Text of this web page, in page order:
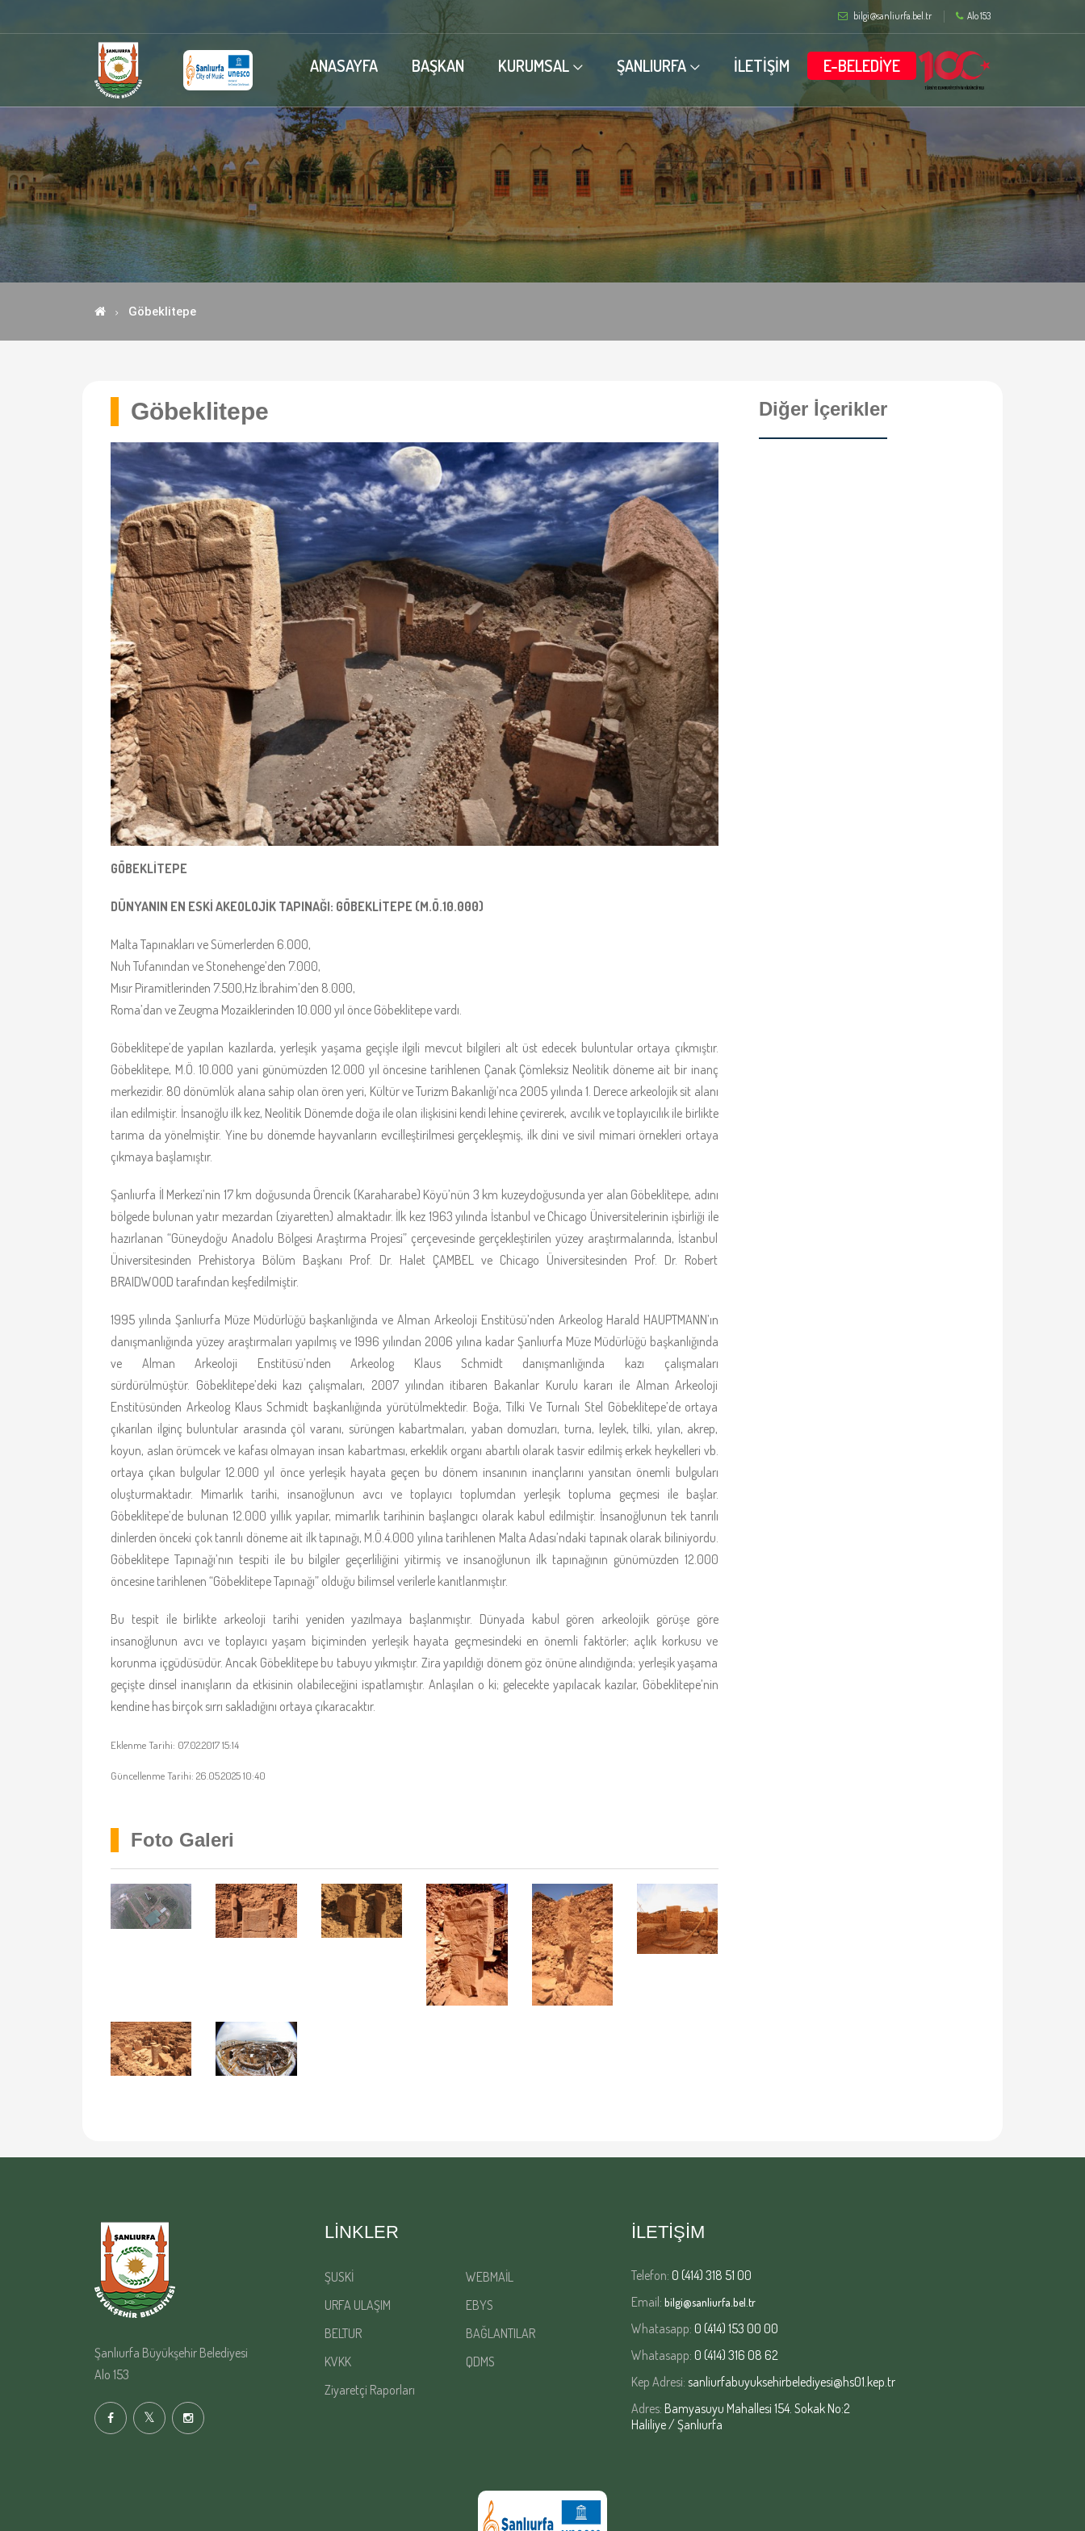
bilgi@sanliurfa.bel.tr Alo 153
ANASAYFA BAŞKAN KURUMSAL ŞANLIURFA İLETİŞİM E-BELEDİYE
Göbeklitepe
Göbeklitepe
GÖBEKLİTEPE
DÜNYANIN EN ESKİ AKEOLOJİK TAPINAĞI: GÖBEKLİTEPE (M.Ö.10.000)
Malta Tapınakları ve Sümerlerden 6.000,
Nuh Tufanından ve Stonehenge’den 7.000,
Mısır Piramitlerinden 7.500,Hz.İbrahim’den 8.000,
Roma’dan ve Zeugma Mozaiklerinden 10.000 yıl önce Göbeklitepe vardı.
Göbeklitepe’de yapılan kazılarda, yerleşik yaşama geçişle ilgili mevcut bilgileri alt üst edecek buluntular ortaya çıkmıştır.
Göbeklitepe, M.Ö. 10.000 yani günümüzden 12.000 yıl öncesine tarihlenen Çanak Çömleksiz Neolitik döneme ait bir inanç
merkezidir. 80 dönümlük alana sahip olan ören yeri, Kültür ve Turizm Bakanlığı’nca 2005 yılında 1. Derece arkeolojik sit alanı
ilan edilmiştir. İnsanoğlu ilk kez, Neolitik Dönemde doğa ile olan ilişkisini kendi lehine çevirerek, avcılık ve toplayıcılık ile birlikte
tarıma da yönelmiştir. Yine bu dönemde hayvanların evcilleştirilmesi gerçekleşmiş, ilk dini ve sivil mimari örnekleri ortaya
çıkmaya başlamıştır.
Şanlıurfa İl Merkezi’nin 17 km doğusunda Örencik (Karaharabe) Köyü’nün 3 km kuzeydoğusunda yer alan Göbeklitepe, adını
bölgede bulunan yatır mezardan (ziyaretten) almaktadır. İlk kez 1963 yılında İstanbul ve Chicago Üniversitelerinin işbirliği ile
hazırlanan “Güneydoğu Anadolu Bölgesi Araştırma Projesi” çerçevesinde gerçekleştirilen yüzey araştırmalarında, İstanbul
Üniversitesinden Prehistorya Bölüm Başkanı Prof. Dr. Halet ÇAMBEL ve Chicago Üniversitesinden Prof. Dr. Robert
BRAIDWOOD tarafından keşfedilmiştir.
1995 yılında Şanlıurfa Müze Müdürlüğü başkanlığında ve Alman Arkeoloji Enstitüsü’nden Arkeolog Harald HAUPTMANN’ın
danışmanlığında yüzey araştırmaları yapılmış ve 1996 yılından 2006 yılına kadar Şanlıurfa Müze Müdürlüğü başkanlığında
ve Alman Arkeoloji Enstitüsü’nden Arkeolog Klaus Schmidt danışmanlığında kazı çalışmaları
sürdürülmüştür. Göbeklitepe’deki kazı çalışmaları, 2007 yılından itibaren Bakanlar Kurulu kararı ile Alman Arkeoloji
Enstitüsünden Arkeolog Klaus Schmidt başkanlığında yürütülmektedir. Boğa, Tilki Ve Turnalı Stel Göbeklitepe’de ortaya
çıkarılan ilginç buluntular arasında çöl varanı, sürüngen kabartmaları, yaban domuzları, turna, leylek, tilki, yılan, akrep,
koyun, aslan örümcek ve kafası olmayan insan kabartması, erkeklik organı abartılı olarak tasvir edilmiş erkek heykelleri vb.
ortaya çıkan bulgular 12.000 yıl önce yerleşik hayata geçen bu dönem insanının inançlarını yansıtan önemli bulguları
oluşturmaktadır. Mimarlık tarihi, insanoğlunun avcı ve toplayıcı toplumdan yerleşik topluma geçmesi ile başlar.
Göbeklitepe’de bulunan 12.000 yıllık yapılar, mimarlık tarihinin başlangıcı olarak kabul edilmiştir. İnsanoğlunun tek tanrılı
dinlerden önceki çok tanrılı döneme ait ilk tapınağı, M.Ö.4.000 yılına tarihlenen Malta Adası’ndaki tapınak olarak biliniyordu.
Göbeklitepe Tapınağı’nın tespiti ile bu bilgiler geçerliliğini yitirmiş ve insanoğlunun ilk tapınağının günümüzden 12.000
öncesine tarihlenen “Göbeklitepe Tapınağı” olduğu bilimsel verilerle kanıtlanmıştır.
Bu tespit ile birlikte arkeoloji tarihi yeniden yazılmaya başlanmıştır. Dünyada kabul gören arkeolojik görüşe göre
insanoğlunun avcı ve toplayıcı yaşam biçiminden yerleşik hayata geçmesindeki en önemli faktörler; açlık korkusu ve
korunma içgüdüsüdür. Ancak Göbeklitepe bu tabuyu yıkmıştır. Zira yapıldığı dönem göz önüne alındığında; yerleşik yaşama
geçişte dinsel inanışların da etkisinin olabileceğini ispatlamıştır. Anlaşılan o ki; gelecekte yapılacak kazılar, Göbeklitepe’nin
kendine has birçok sırrı sakladığını ortaya çıkaracaktır.
Eklenme Tarihi: 07.02.2017 15:14
Güncellenme Tarihi: 26.05.2025 10:40
Foto Galeri
Diğer İçerikler
Şanlıurfa Büyükşehir Belediyesi
Alo 153
LINKLER
ŞUSKİ
WEBMAİL
URFA ULAŞIM
EBYS
BELTUR
BAĞLANTILAR
KVKK
QDMS
Ziyaretçi Raporları
İLETİŞİM
Telefon: 0 (414) 318 51 00
Email: bilgi@sanliurfa.bel.tr
Whatasapp: 0 (414) 153 00 00
Whatasapp: 0 (414) 316 08 62
Kep Adresi: sanliurfabuyuksehirbelediyesi@hs01.kep.tr
Adres: Bamyasuyu Mahallesi 154. Sokak No:2
Haliliye / Şanlıurfa